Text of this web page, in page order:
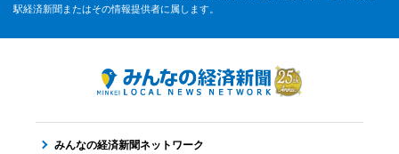
駅経済新聞またはその情報提供者に属します。
みんなの経済新聞ネットワーク